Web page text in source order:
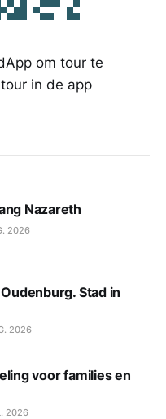
om tour te
in de app
Nazareth
2026
Stad in
2026
voor families en
2026